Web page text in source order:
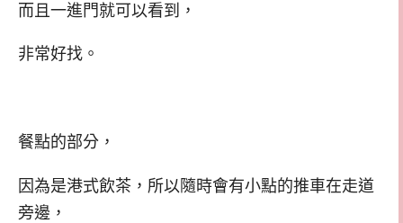
而且一進門就可以看到，
非常好找。
餐點的部分，
因為是港式飲茶，所以隨時會有小點的推車在走道
旁邊，